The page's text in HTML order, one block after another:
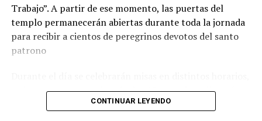
Trabajo”. A partir de ese momento, las puertas del
templo permanecerán abiertas durante toda la jornada
para recibir a cientos de peregrinos devotos del santo
patrono
y el momento central será a las 15, cuando se llevará
adelante la tradicional procesión con la imagen de San
CONTINUAR LEYENDO